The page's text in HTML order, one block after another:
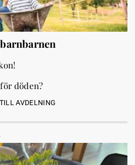
döden?
AVDELNING